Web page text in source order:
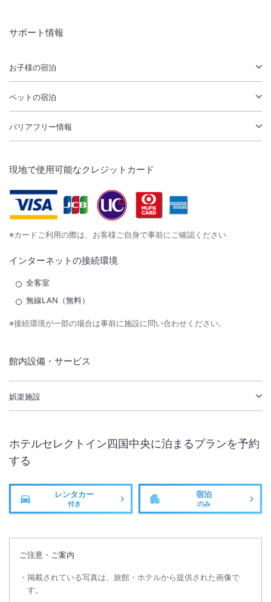
サポート情報
お子様の宿泊
ペットの宿泊
バリアフリー情報
現地で使用可能なクレジットカード
※カードご利用の際は、お客様ご自身で事前にご確認ください
インターネットの接続環境
全客室
無線LAN（無料）
※接続環境が一部の場合は事前に施設に問い合わせください。
館内設備・サービス
娯楽施設
ホテルセレクトイン四国中央に泊まるプランを予約
する
レンタカー
付き
宿泊
のみ
ご注意・ご案内
掲載されている写真は、旅館・ホテルから提供された画像で
す。